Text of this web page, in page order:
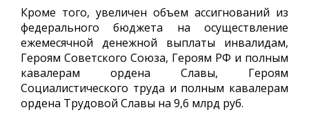
Кроме того, увеличен объем ассигнований из
федерального бюджета на осуществление
ежемесячной денежной выплаты инвалидам,
Героям Советского Союза, Героям РФ и полным
кавалерам ордена Славы, Героям
Социалистического труда и полным кавалерам
ордена Трудовой Славы на 9,6 млрд руб.